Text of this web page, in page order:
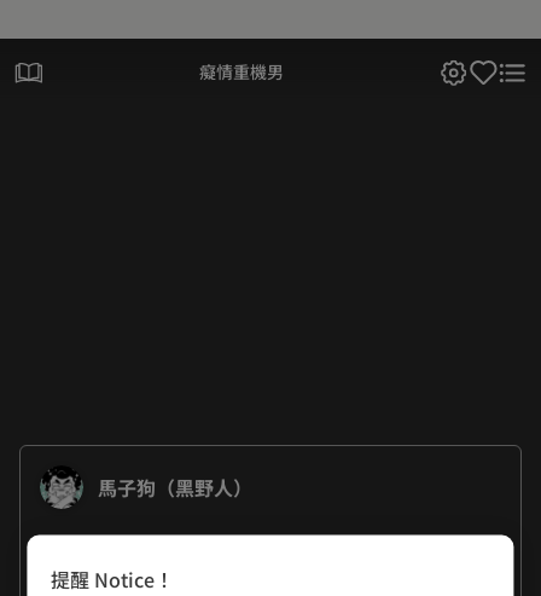
癡情重機男
馬子狗（黑野人）
難道我是一隻狗也要跟你說?
提醒 Notice！